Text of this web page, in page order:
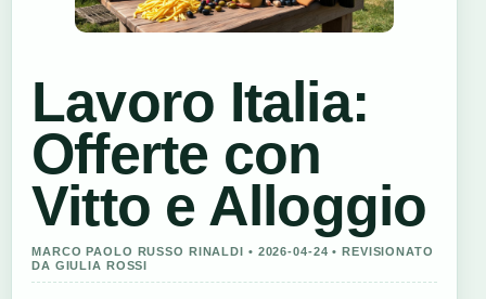
Lavoro Italia:
Offerte con
Vitto e Alloggio
MARCO PAOLO RUSSO RINALDI • 2026-04-24 • REVISIONATO
DA GIULIA ROSSI